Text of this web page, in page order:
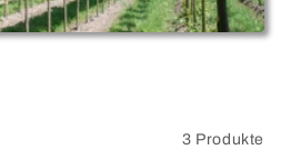
3 Produkte